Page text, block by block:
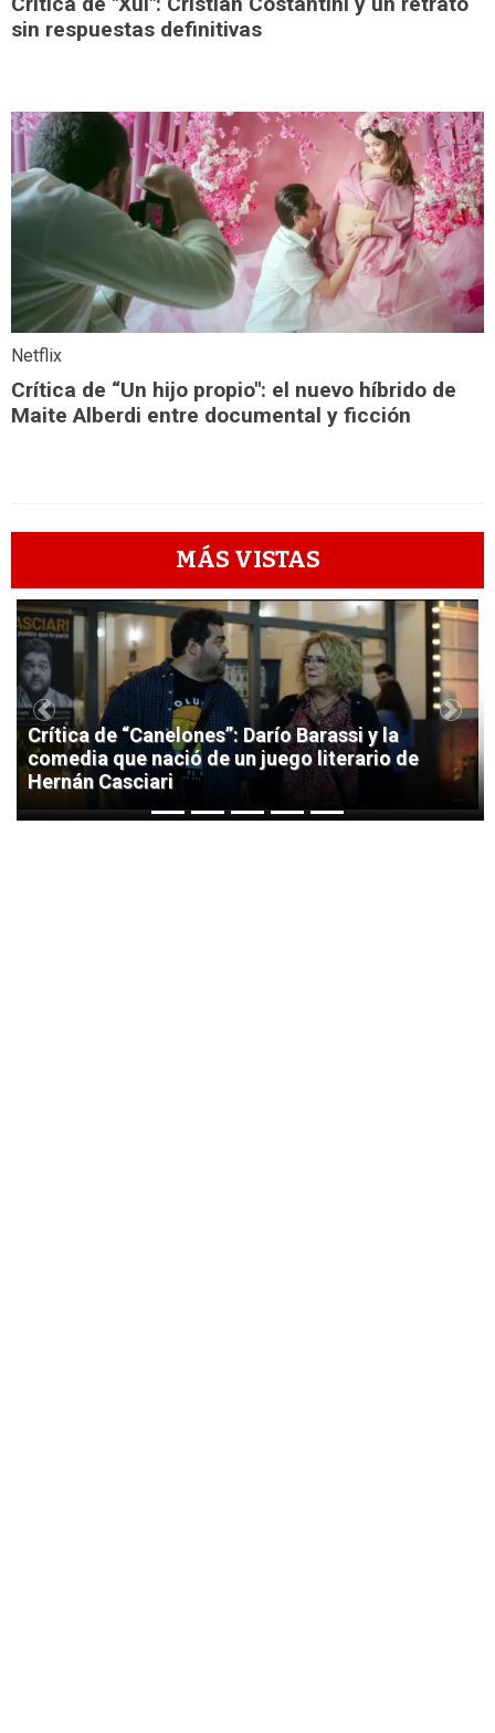
sin respuestas definitivas
Netflix
Crítica de “Un hijo propio": el nuevo híbrido de
Maite Alberdi entre documental y ficción
MÁS VISTAS
1
Crítica de “Canelones”: Darío Barassi y la
comedia que nació de un juego literario de
Hernán Casciari
Previous Next